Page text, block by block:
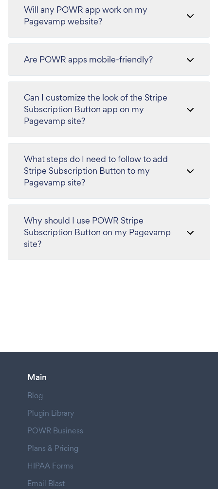
Will any POWR app work on my
Pagevamp website?
Are POWR apps mobile-friendly?
Can I customize the look of the Stripe
Subscription Button app on my
Pagevamp site?
What steps do I need to follow to add
Stripe Subscription Button to my
Pagevamp site?
Why should I use POWR Stripe
Subscription Button on my Pagevamp
site?
Main
Blog
Plugin Library
POWR Business
Plans & Pricing
HIPAA Forms
Email Blast